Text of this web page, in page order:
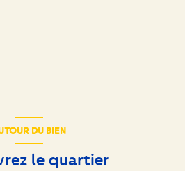
DU BIEN
le quartier